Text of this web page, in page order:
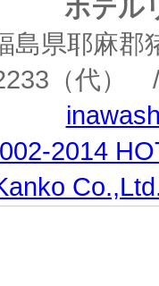
ホテル
島県耶麻
（代
2014